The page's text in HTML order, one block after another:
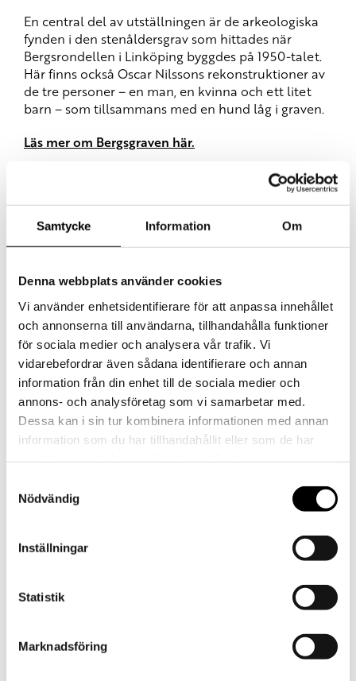
Samtycke Information Om
Denna webbplats använder cookies
Vi använder enhetsidentifierare för att anpassa innehållet
och annonserna till användarna, tillhandahålla funktioner
för sociala medier och analysera vår trafik. Vi
vidarebefordrar även sådana identifierare och annan
information från din enhet till de sociala medier och
annons- och analysföretag som vi samarbetar med.
Dessa kan i sin tur kombinera informationen med annan
information som du har tillhandahållit eller som de har
Nödvändig
Inställningar
Statistik
Marknadsföring
En central del av utställningen är de arkeologiska
fynden i den stenåldersgrav som hittades när
Bergsrondellen i Linköping byggdes på 1950-talet.
Här finns också Oscar Nilssons rekonstruktioner av
de tre personer – en man, en kvinna och ett litet
barn – som tillsammans med en hund låg i graven.
Läs mer om Bergsgraven här.
representerar en historisk epok och har en egen
design som skapats för att spegla just den tiden.
Ett stort antal av föremålen har inte visats tidigare
Ett av inlånen är den så kallade "scramasaxen från
Skälstad", som hittades på en åker vid norra